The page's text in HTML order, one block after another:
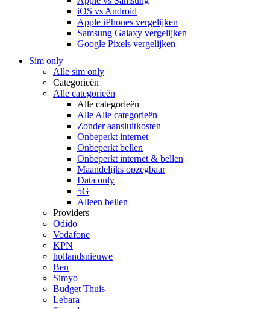
iOS vs Android
Apple iPhones vergelijken
Samsung Galaxy vergelijken
Google Pixels vergelijken
Sim only
Alle sim only
Categorieën
Alle categorieën
Alle categorieën
Alle Alle categorieën
Zonder aansluitkosten
Onbeperkt internet
Onbeperkt bellen
Onbeperkt internet & bellen
Maandelijks opzegbaar
Data only
5G
Alleen bellen
Providers
Odido
Vodafone
KPN
hollandsnieuwe
Ben
Simyo
Budget Thuis
Lebara